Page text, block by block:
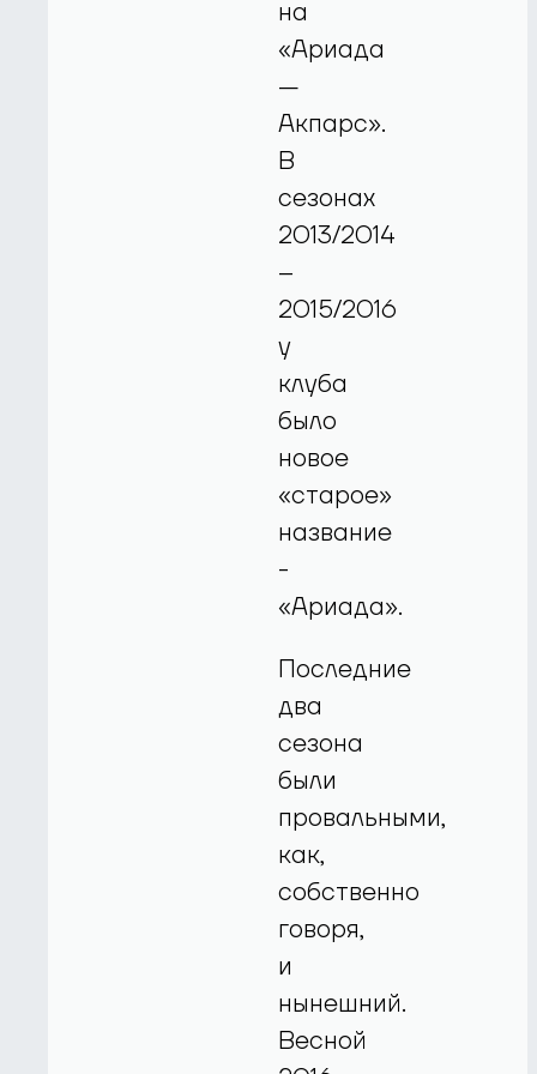
на
«Ариада
—
Акпарс».
В
сезонах
2013/2014
–
2015/2016
у
клуба
было
новое
«старое»
название
-
«Ариада».
Последние
два
сезона
были
провальными,
как,
собственно
говоря,
и
нынешний.
Весной